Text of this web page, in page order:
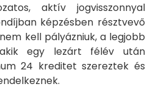
aktív jogvisszonnyal
képzésben résztvevő
kell pályázniuk, a legjobb
egy lezárt félév után
24 kreditet szereztek és